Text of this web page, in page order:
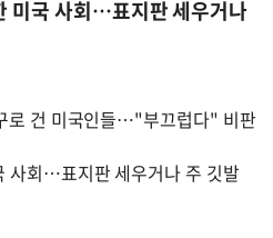
미국 사회…표지판 세우거나
로 건 미국인들…"부끄럽다" 비판
사회…표지판 세우거나 주 깃발